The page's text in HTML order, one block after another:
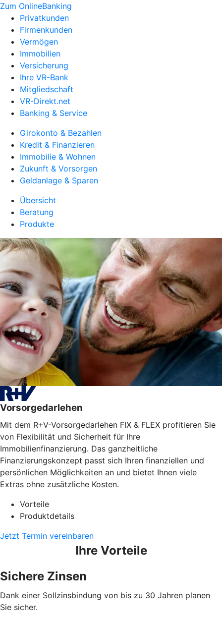
Zum OnlineBanking
Privatkunden
Firmenkunden
Vermögen
Immobilien
Versicherung
Ihre VR-Bank
Mitgliedschaft
VR-Direkt.net
Banking & Service
Girokonto & Bezahlen
Kredit & Finanzieren
Immobilie & Wohnen
Zukunft & Vorsorgen
Geldanlage & Sparen
Übersicht
Beratung
Produkte
Vorsorgedarlehen
Mit dem R+V-Vorsorgedarlehen FIX & FLEX profitieren Sie
von Flexibilität und Sicherheit für Ihre
Immobilienfinanzierung. Das ganzheitliche
Finanzierungskonzept passt sich Ihren finanziellen und
persönlichen Möglichkeiten an und bietet Ihnen viele
Extras ohne zusätzliche Kosten.
Vorteile
Produktdetails
Jetzt Termin vereinbaren
Ihre Vorteile
Sichere Zinsen
Dank einer Sollzinsbindung von bis zu 30 Jahren planen
Sie sicher.